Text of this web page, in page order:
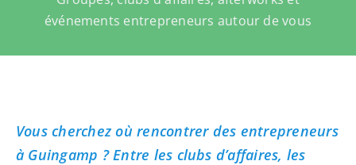
événements entrepreneurs autour de vous
Vous cherchez où rencontrer des entrepreneurs
à Guingamp ? Entre les clubs d’affaires, les